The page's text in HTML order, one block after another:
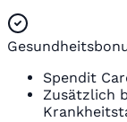
Spendit
Zusätzlich